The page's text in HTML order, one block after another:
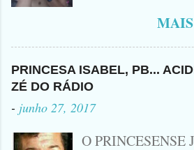
no Sertão da
atingido com
Procurado pela
a Namorada dele,
Peixeira. Ele deu
PRINCESA ISABEL, PB...
ZÉ DO RÁDIO
- junho 27, 2017
O PRINCESENSE